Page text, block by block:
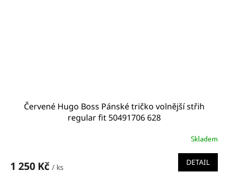
Červené Hugo Boss Pánské tričko volnější střih
regular fit 50491706 628
Skladem
1 250 Kč / ks
DETAIL